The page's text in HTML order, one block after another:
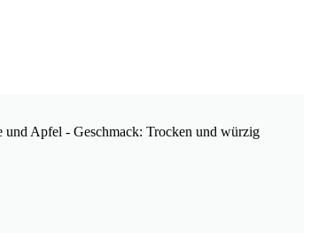
Apfel - Geschmack: Trocken und würzig